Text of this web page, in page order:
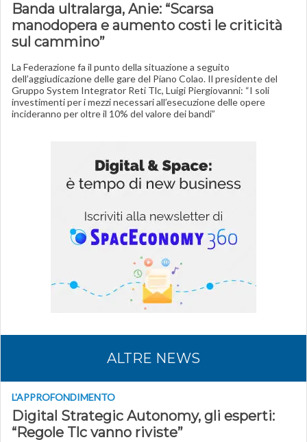
Banda ultralarga, Anie: “Scarsa
manodopera e aumento costi le criticità
sul cammino”
La Federazione fa il punto della situazione a seguito
dell’aggiudicazione delle gare del Piano Colao. Il presidente del
Gruppo System Integrator Reti Tlc, Luigi Piergiovanni: “I soli
investimenti per i mezzi necessari all’esecuzione delle opere
incideranno per oltre il 10% del valore dei bandi”
ALTRE NEWS
L'APPROFONDIMENTO
Digital Strategic Autonomy, gli esperti:
“Regole Tlc vanno riviste”